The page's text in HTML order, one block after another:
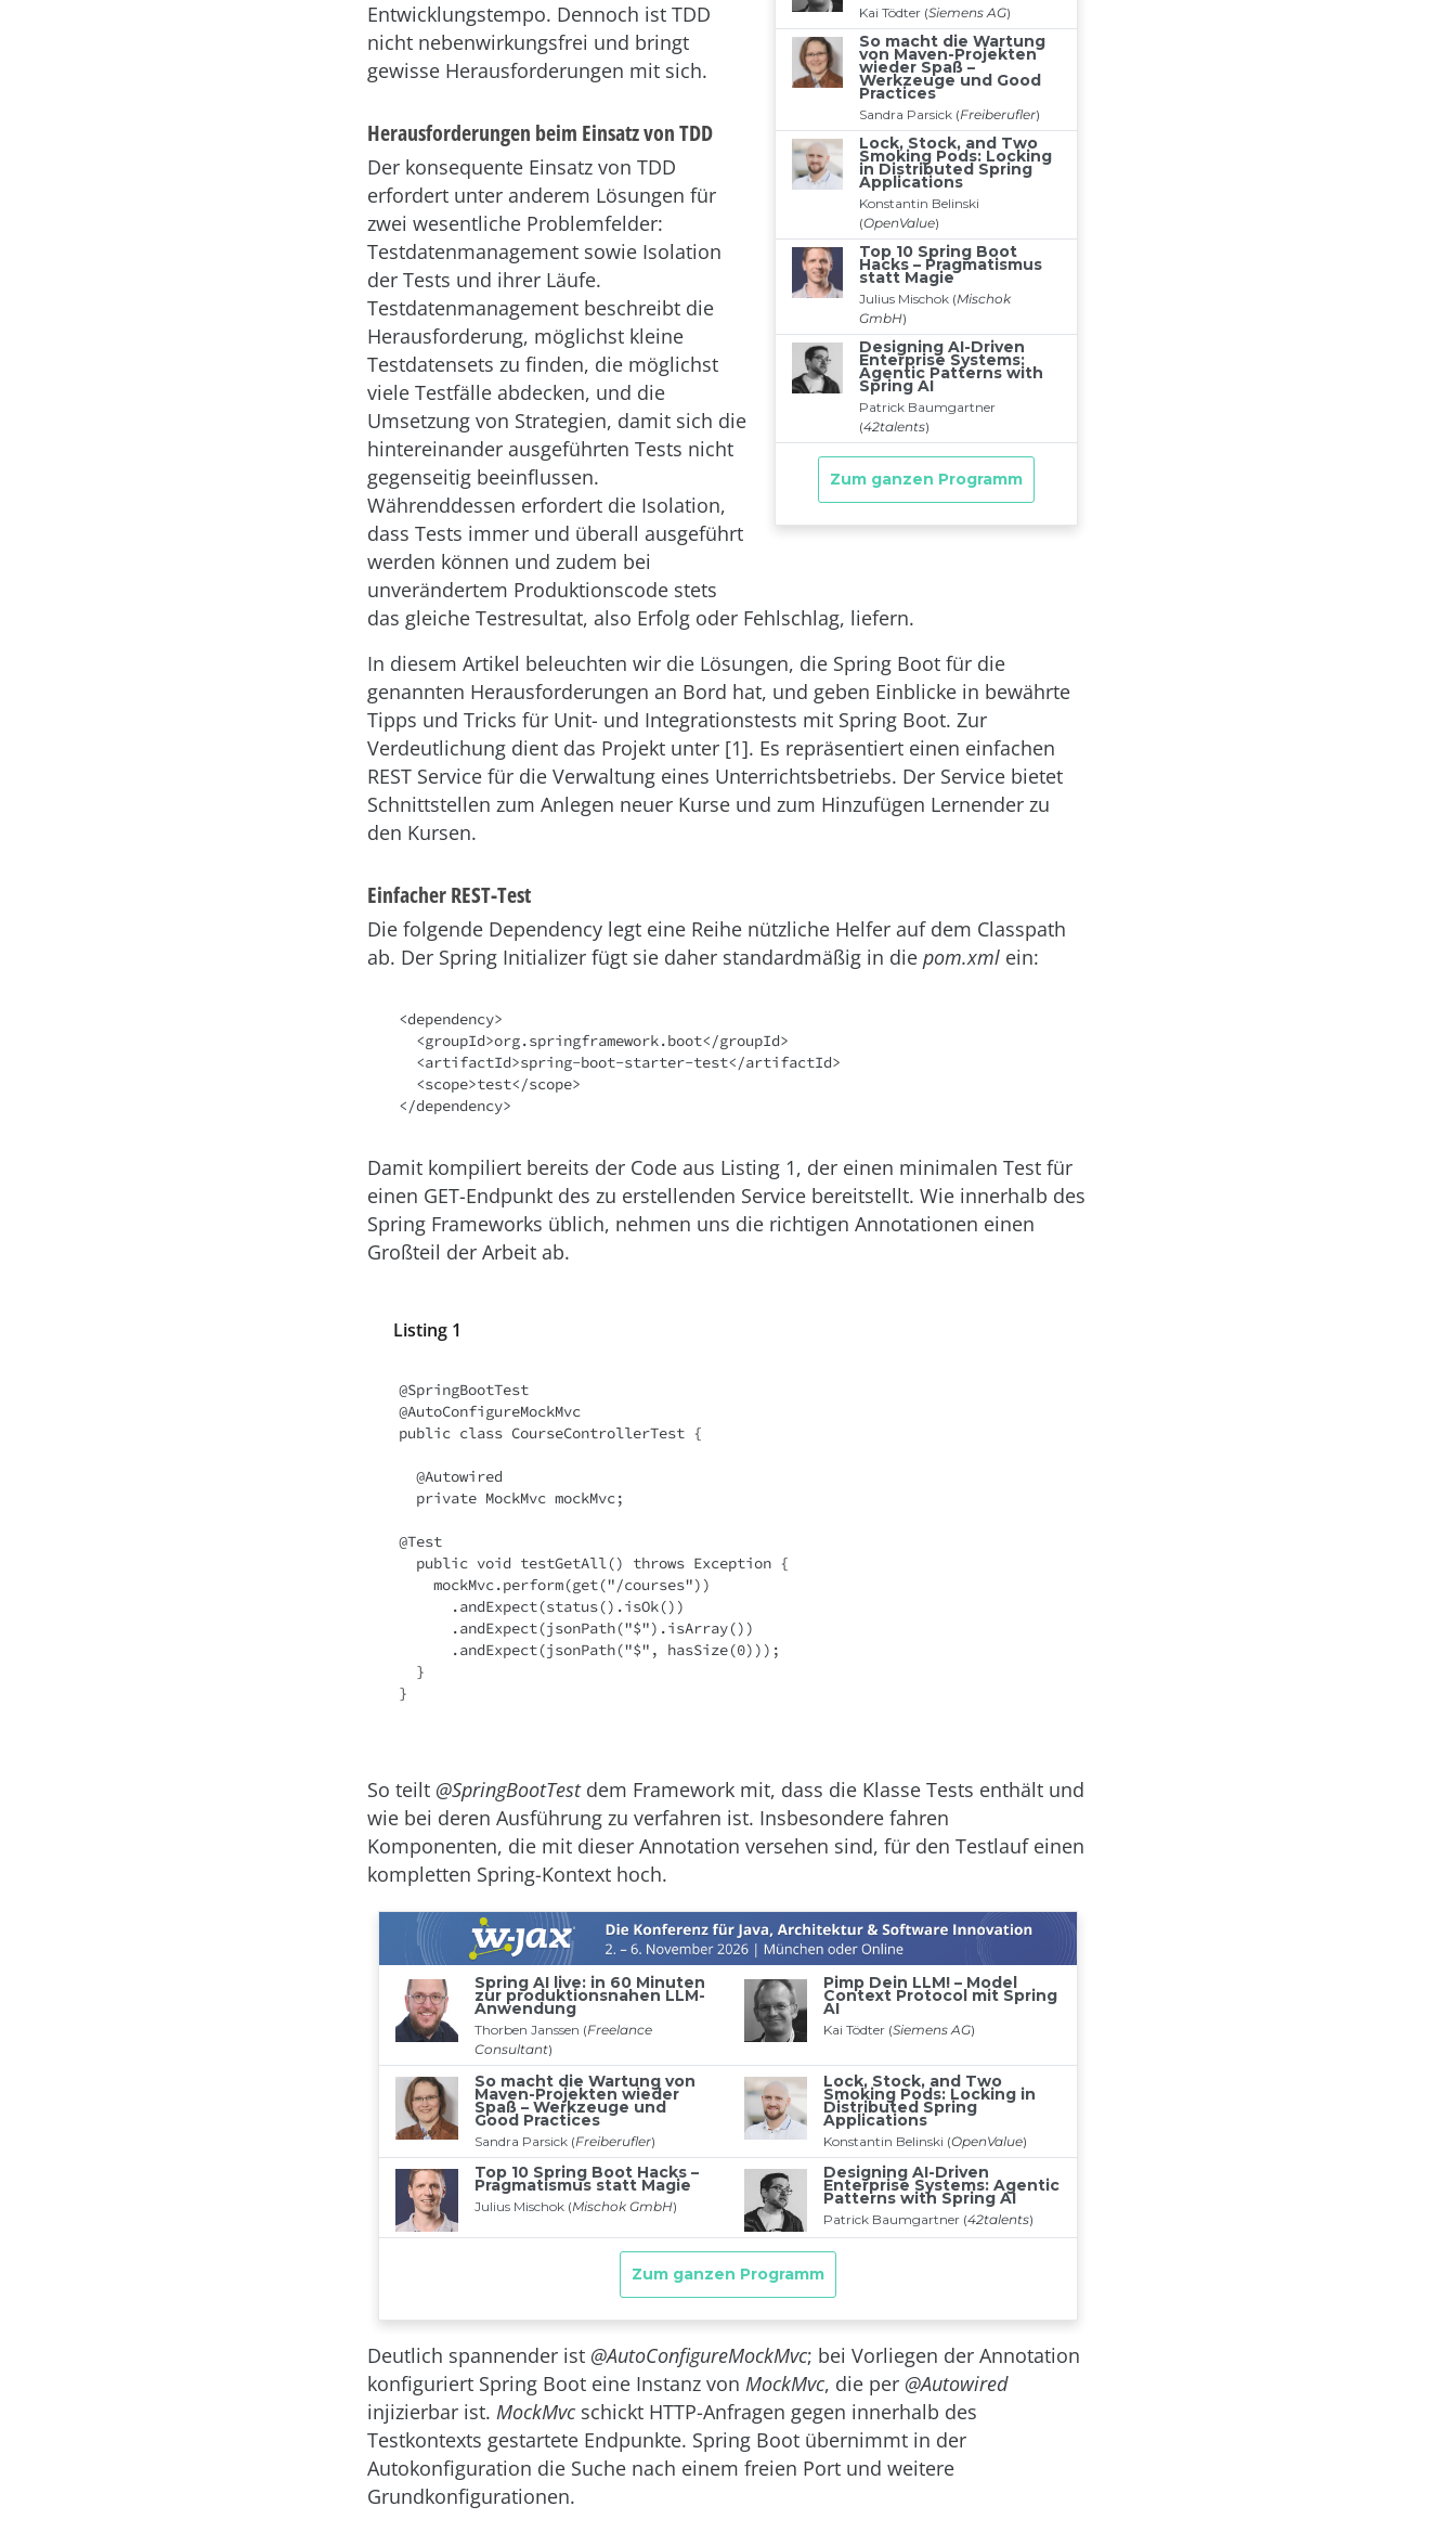
Entwicklungstempo. Dennoch ist TDD
nicht nebenwirkungsfrei und bringt
gewisse Herausforderungen mit sich.
Herausforderungen beim Einsatz von TDD
Der konsequente Einsatz von TDD
erfordert unter anderem Lösungen für
zwei wesentliche Problemfelder:
Testdatenmanagement sowie Isolation
der Tests und ihrer Läufe.
Testdatenmanagement beschreibt die
Herausforderung, möglichst kleine
Testdatensets zu finden, die möglichst
viele Testfälle abdecken, und die
Umsetzung von Strategien, damit sich die
hintereinander ausgeführten Tests nicht
gegenseitig beeinflussen.
Währenddessen erfordert die Isolation,
dass Tests immer und überall ausgeführt
werden können und zudem bei
unverändertem Produktionscode stets
das gleiche Testresultat, also Erfolg oder Fehlschlag, liefern.
In diesem Artikel beleuchten wir die Lösungen, die Spring Boot für die
genannten Herausforderungen an Bord hat, und geben Einblicke in bewährte
Tipps und Tricks für Unit- und Integrationstests mit Spring Boot. Zur
Verdeutlichung dient das Projekt unter [1]. Es repräsentiert einen einfachen
REST Service für die Verwaltung eines Unterrichtsbetriebs. Der Service bietet
Schnittstellen zum Anlegen neuer Kurse und zum Hinzufügen Lernender zu
den Kursen.
Einfacher REST-Test
Die folgende Dependency legt eine Reihe nützliche Helfer auf dem Classpath
ab. Der Spring Initializer fügt sie daher standardmäßig in die pom.xml ein:
<dependency>
Damit kompiliert bereits der Code aus Listing 1, der einen minimalen Test für
einen GET-Endpunkt des zu erstellenden Service bereitstellt. Wie innerhalb des
Spring Frameworks üblich, nehmen uns die richtigen Annotationen einen
Großteil der Arbeit ab.
Listing 1
@SpringBootTest
@AutoConfigureMockMvc
public class CourseControllerTest {
@Test
So teilt @SpringBootTestdem Framework mit, dass die Klasse Tests enthält und
wie bei deren Ausführung zu verfahren ist. Insbesondere fahren
Komponenten, die mit dieser Annotation versehen sind, für den Testlauf einen
kompletten Spring-Kontext hoch.
Deutlich spannender ist @AutoConfigureMockMvc; bei Vorliegen der Annotation
konfiguriert Spring Boot eine Instanz von MockMvc, die per @Autowired
injizierbar ist. MockMvcschickt HTTP-Anfragen gegen innerhalb des
Testkontexts gestartete Endpunkte. Spring Boot übernimmt in der
Autokonfiguration die Suche nach einem freien Port und weitere
Grundkonfigurationen.